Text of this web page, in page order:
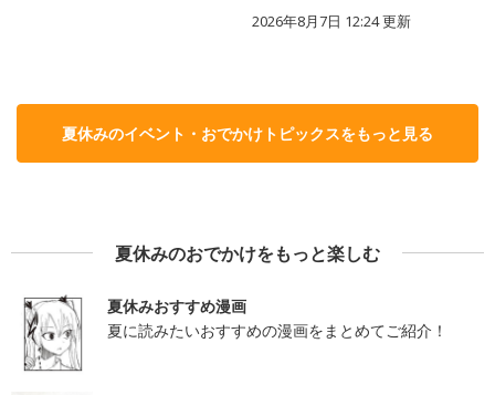
2026年8月7日 12:24更新
夏休みのイベント・おでかけトピックスをもっと見る
夏休みのおでかけをもっと楽しむ
夏休みおすすめ漫画
夏に読みたいおすすめの漫画をまとめてご紹介！